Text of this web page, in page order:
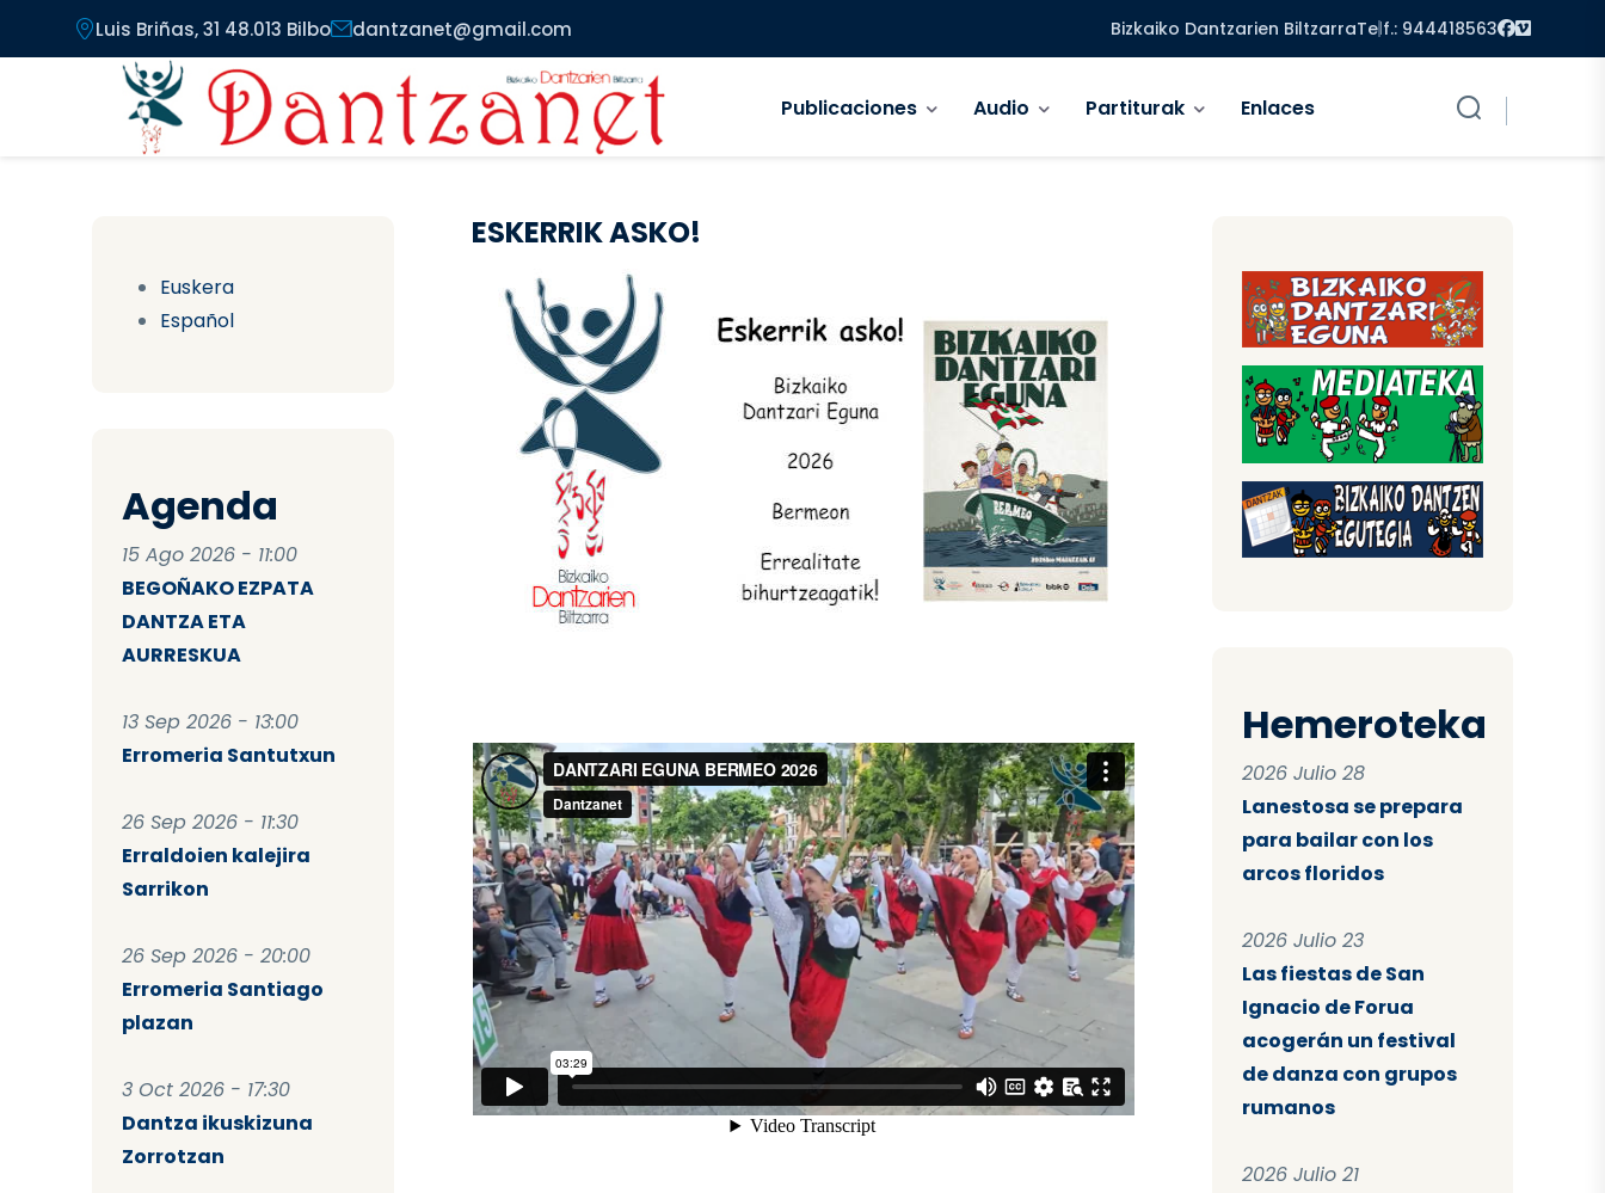
Pasar al contenido principal
Luis Briñas, 31 48.013 Bilbo dantzanet@gmail.com Bizkaiko Dantzarien BiltzarraTelf.: 944418563 Facebook
Vimeo
Publicaciones Audio Partiturak Enlaces
Euskera
Español
Agenda
15 Ago 2026 - 11:00
BEGOÑAKO EZPATA
DANTZA ETA
AURRESKUA
13 Sep 2026 - 13:00
Erromeria Santutxun
26 Sep 2026 - 11:30
Erraldoien kalejira
Sarrikon
26 Sep 2026 - 20:00
Erromeria Santiago
plazan
3 Oct 2026 - 17:30
Dantza ikuskizuna
Zorrotzan
ESKERRIK ASKO!
Hemeroteka
2026 Julio 28
Lanestosa se prepara
para bailar con los
arcos floridos
2026 Julio 23
Las fiestas de San
Ignacio de Forua
acogerán un festival
de danza con grupos
rumanos
2026 Julio 21